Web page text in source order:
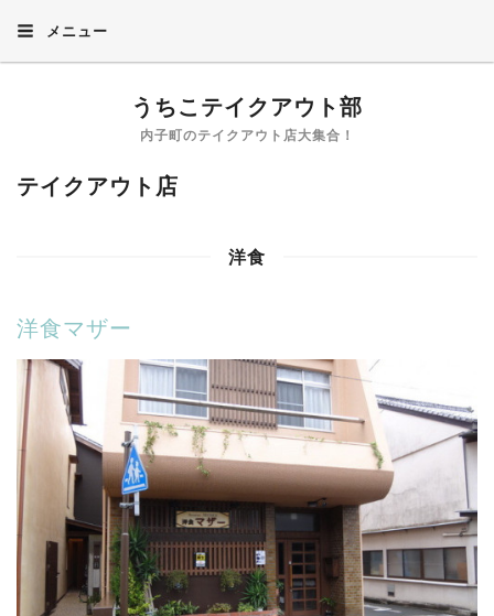
メニュー
うちこテイクアウト部
内子町のテイクアウト店大集合！
テイクアウト店
洋食
洋食マザー